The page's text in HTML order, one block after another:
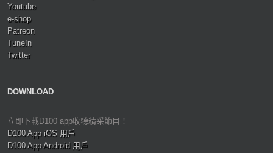
Youtube
e-shop
Patreon
TuneIn
Twitter
DOWNLOAD
立即下載D100 app收聽精采節目！
D100 App iOS 用戶
D100 App Android 用戶